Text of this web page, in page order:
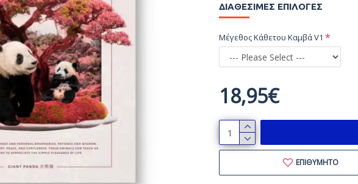
18,95€
ΔΙΑΘΈΣΙΜΕΣ ΕΠΙΛΟΓΈΣ
Μέγεθος Κάθετου Καμβά V1
ΕΠΙΘΥΜΗΤΌ